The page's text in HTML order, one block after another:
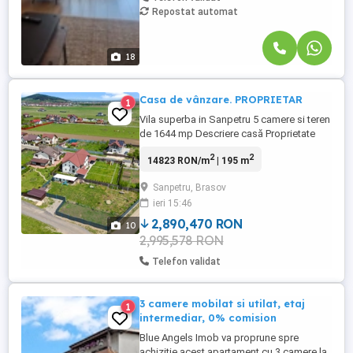
18
Repostat automat
10
1 Casa de vânzare. PROPRIETAR
Vila superba in Sanpetru 5 camere si teren
de 1644 mp Descriere casă Proprietate
potențial investițional într-un cadru natural
într-o zonă liniștită din Sânpetru,
amplasată pe un teren generos de 1.644
mp, ce îmbină ...
14823 RON/m2| 195 m2
Sanpetru, Brasov
ieri 15:46
2,890,470 RON
2,995,578 RON
Telefon validat
1
3 camere mobilat si utilat, etaj
intermediar, 0% comision
Blue Angels Imob va proprune spre